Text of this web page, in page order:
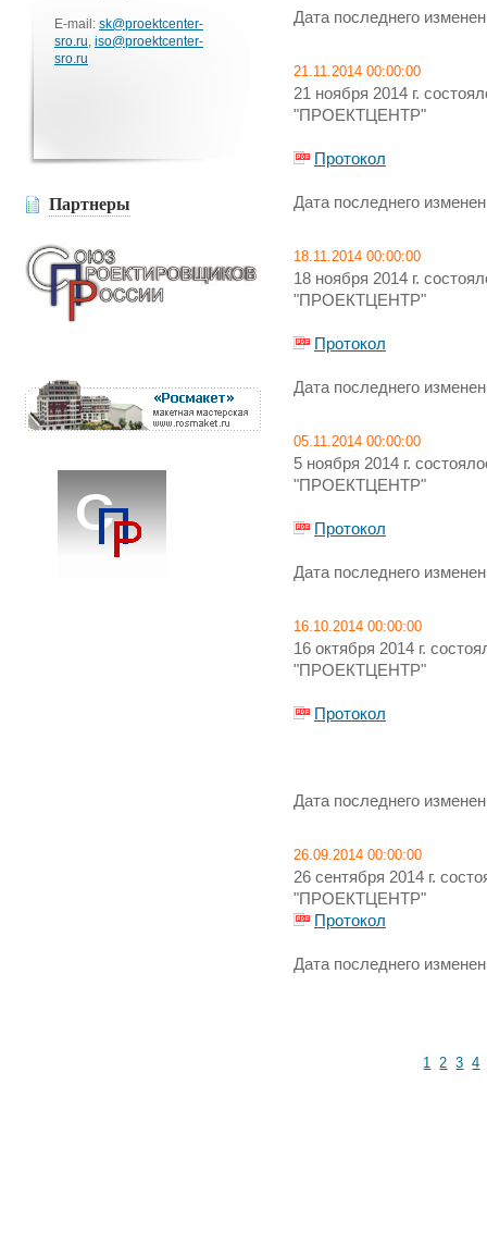
E-mail: sk@proektcenter-
sro.ru, iso@proektcenter-
sro.ru
Партнеры
Дата последнего
21.11.2014 00:00:00
21 ноября 2014 г.
"ПРОЕКТЦЕНТР"
Протокол
Дата последнего
18.11.2014 00:00:00
18 ноября 2014 г.
"ПРОЕКТЦЕНТР"
Протокол
Дата последнего
05.11.2014 00:00:00
5 ноября 2014 г.
"ПРОЕКТЦЕНТР"
Протокол
Дата последнего
16.10.2014 00:00:00
16 октября 2014 г.
"ПРОЕКТЦЕНТР"
Протокол
Дата последнего
26.09.2014 00:00:00
26 сентября 2014 г.
"ПРОЕКТЦЕНТР"
Протокол
Дата последнего
1 2 3 4